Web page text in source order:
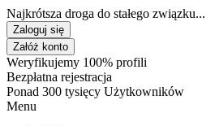
Najkrótsza droga do stałego związku...
Zaloguj się
Załóż konto
Weryfikujemy 100% profili
Bezpłatna rejestracja
Ponad 300 tysięcy Użytkowników
Menu